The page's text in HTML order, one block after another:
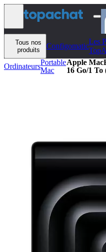
Aller au contenu
Tous nos
produits
Configomatic
Les
OrdinateursPortable
Mac
Apple
16 Go/1